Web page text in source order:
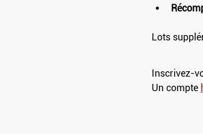
Lots
Inscrivez-
Un compte